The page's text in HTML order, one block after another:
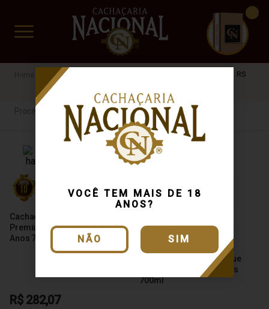
VOCÊ TEM MAIS DE 18
ANOS?
NÃO SIM
www.cachacarianacional.com.br
CUIDADO FRÁGIL
Cachaça RS
Processo de Produção
Cachaça Weber Haus Extra
Premium Reserva Solera 5
Anos 750ml
R$ 282,07
Cachaça Velho Alambique
Spiral Cut Edição 25 Anos
700ml